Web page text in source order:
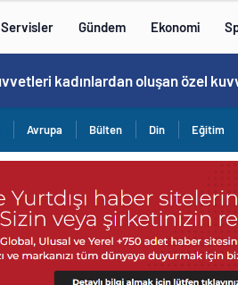
Servisler Gündem Ekonomi
Avrupa Bülten Din Eğitim